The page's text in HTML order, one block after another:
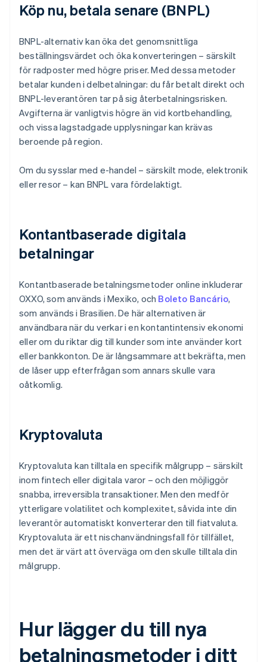
Köp nu, betala senare (BNPL)
BNPL-alternativ kan öka det genomsnittliga
beställningsvärdet och öka konverteringen – särskilt
för radposter med högre priser. Med dessa metoder
betalar kunden i delbetalningar: du får betalt direkt och
BNPL-leverantören tar på sig återbetalningsrisken.
Avgifterna är vanligtvis högre än vid kortbehandling,
och vissa lagstadgade upplysningar kan krävas
beroende på region.
Om du sysslar med e-handel – särskilt mode, elektronik
eller resor – kan BNPL vara fördelaktigt.
Kontantbaserade digitala
betalningar
Kontantbaserade betalningsmetoder online inkluderar
OXXO, som används i Mexiko, och Boleto Bancário,
som används i Brasilien. De här alternativen är
användbara när du verkar i en kontantintensiv ekonomi
eller om du riktar dig till kunder som inte använder kort
eller bankkonton. De är långsammare att bekräfta, men
de låser upp efterfrågan som annars skulle vara
oåtkomlig.
Kryptovaluta
Kryptovaluta kan tilltala en specifik målgrupp – särskilt
inom fintech eller digitala varor – och den möjliggör
snabba, irreversibla transaktioner. Men den medför
ytterligare volatilitet och komplexitet, såvida inte din
leverantör automatiskt konverterar den till fiatvaluta.
Kryptovaluta är ett nischanvändningsfall för tillfället,
men det är värt att överväga om den skulle tilltala din
målgrupp.
Hur lägger du till nya
betalningsmetoder i ditt